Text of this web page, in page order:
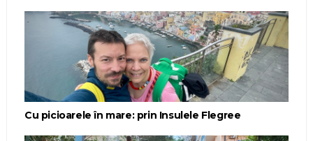
Cu picioarele în mare: prin Insulele Flegree